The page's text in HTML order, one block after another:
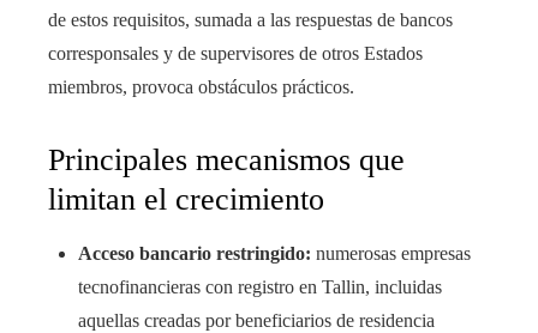
de estos requisitos, sumada a las respuestas de bancos
corresponsales y de supervisores de otros Estados
miembros, provoca obstáculos prácticos.
Principales mecanismos que
limitan el crecimiento
Acceso bancario restringido: numerosas empresas
tecnofinancieras con registro en Tallin, incluidas
aquellas creadas por beneficiarios de residencia